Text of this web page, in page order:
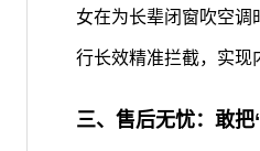
女在为长辈闭窗吹空调
行长效精准拦截，实现
三、售后无忧：敢